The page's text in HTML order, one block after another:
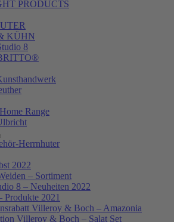
PRODUCTS
KÜHN
8
Range
Herrnhuter
2022
– Sortiment
8 – Neuheiten 2022
Produkte 2021
Villeroy & Boch – Amazonia
Villeroy & Boch – Salat Set